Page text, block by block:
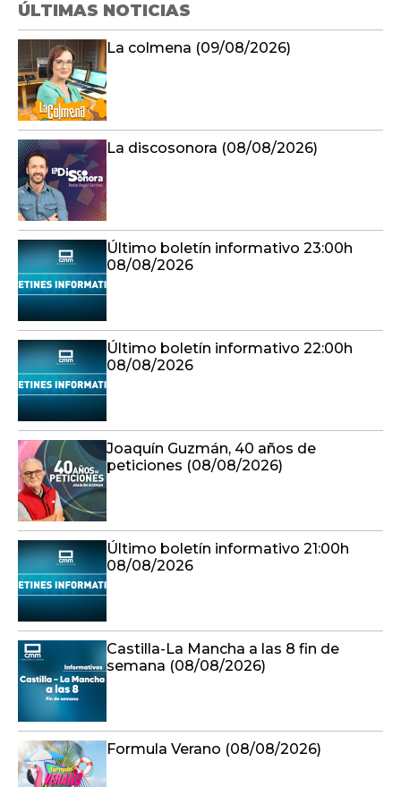
ÚLTIMAS NOTICIAS
La colmena (09/08/2026)
La discosonora (08/08/2026)
Último boletín informativo 23:00h
08/08/2026
Último boletín informativo 22:00h
08/08/2026
Joaquín Guzmán, 40 años de
peticiones (08/08/2026)
Último boletín informativo 21:00h
08/08/2026
Castilla-La Mancha a las 8 fin de
semana (08/08/2026)
Formula Verano (08/08/2026)